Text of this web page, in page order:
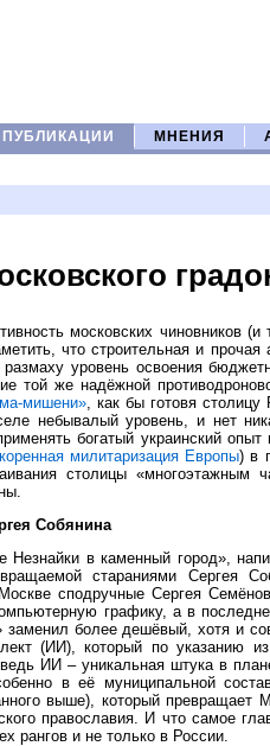
ПУБЛИКАЦИИ МНЕНИЯ
московских чиновников
что строительная и
уровень освоения
той же надёжной
мишени», как бы готовя
небывалый уровень, и нет
богатый украинский
милитаризация Европы) в
столицы
Собянина
Незнайки в каменный город»,
стараниями Сергея
сподручные Сергея
графику, а в
заменил более дешёвый, хотя и
(ИИ), который по указанию
ИИ – уникальная штука в
в её муниципальной
выше), который
православия. И что самое
рангов и не только в России.